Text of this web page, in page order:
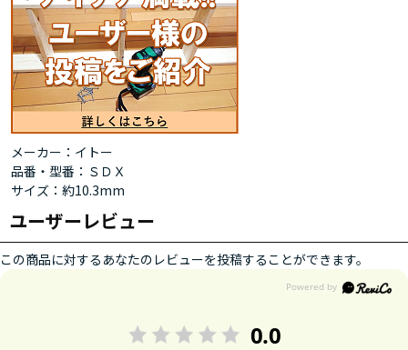
メーカー：イトー
品番・型番：ＳＤＸ
サイズ：約10.3mm
ユーザーレビュー
この商品に対するあなたのレビューを投稿することができます。
0.0